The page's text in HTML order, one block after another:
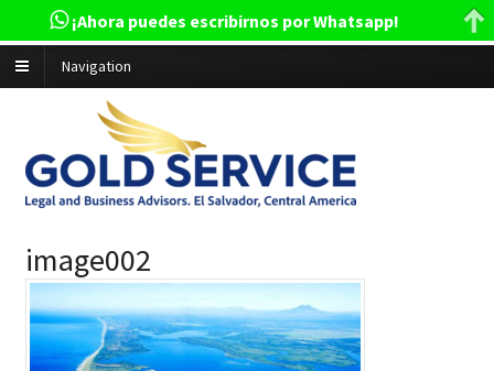
Navigation
image002
¡Ahora puedes escribirnos por Whatsapp!